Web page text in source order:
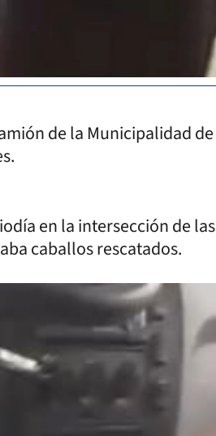
de la Municipalidad de
en la intersección de las
caballos rescatados.